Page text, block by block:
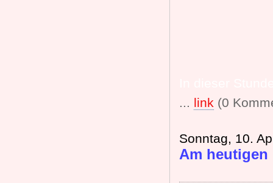
... link (0
Sonntag, 10.
Am heutigen